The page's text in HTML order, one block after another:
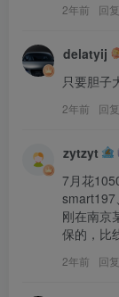
2年前 回复
delatyij
只要胆子
2年前 回复
zytzyt
7月花
smart197
刚在南京
保的，比
2年前 回复